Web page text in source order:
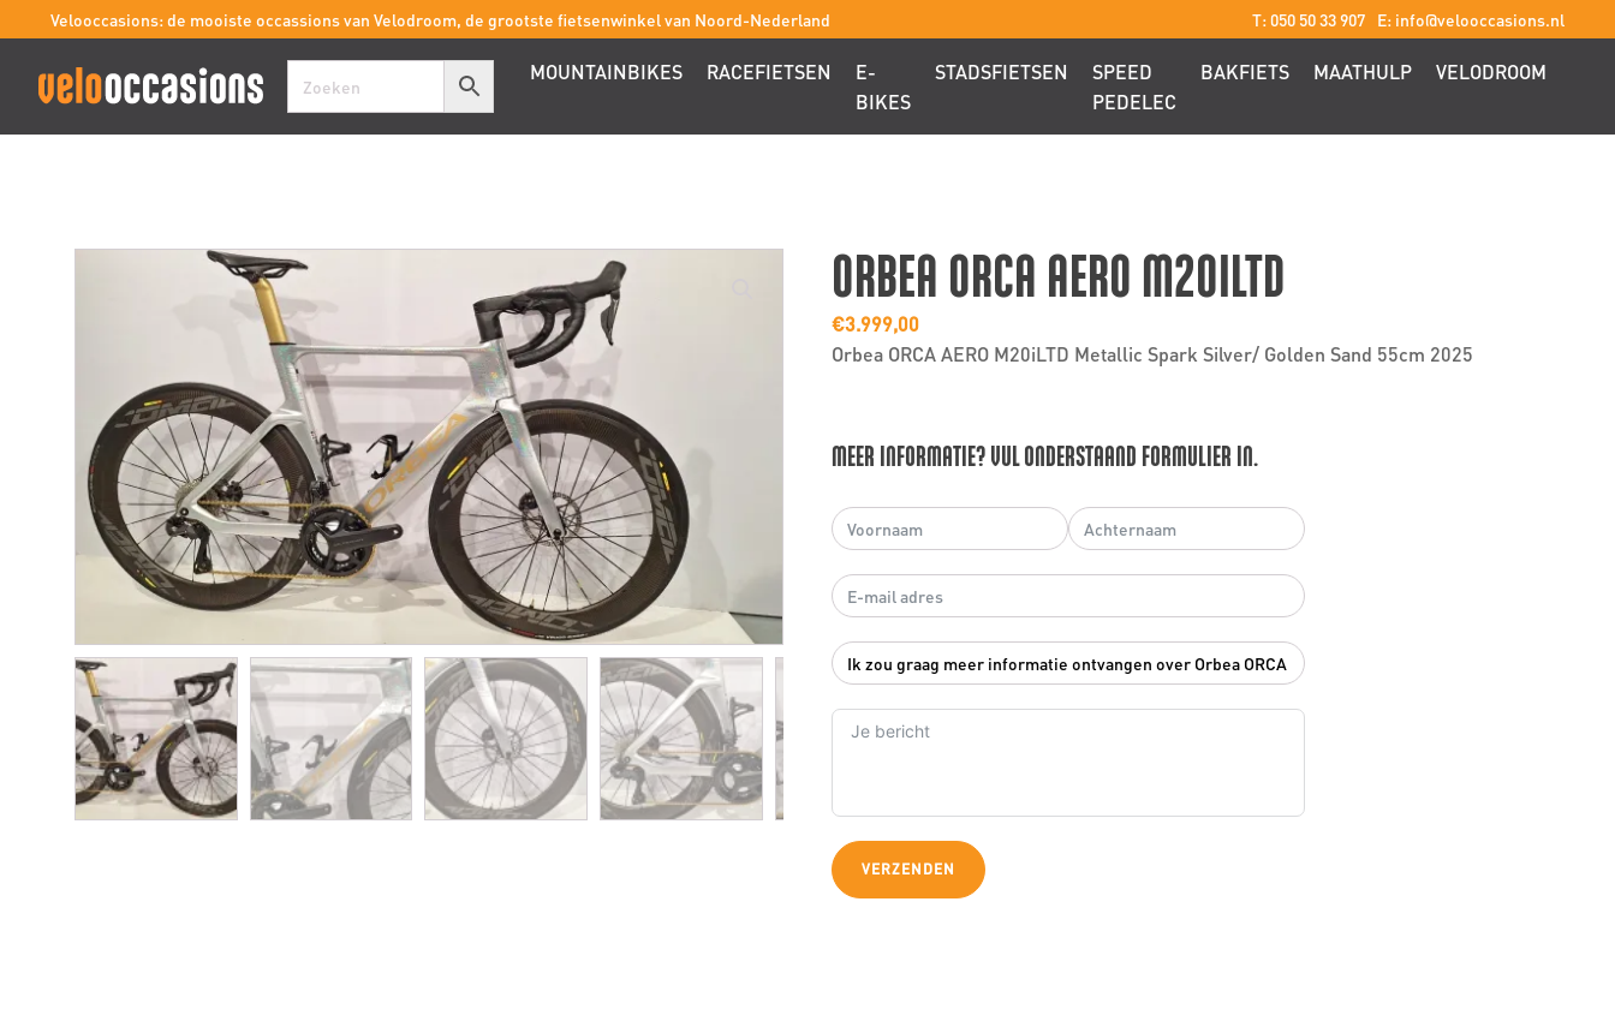
Velooccasions: de mooiste occassions van Velodroom, de grootste fietsenwinkel van Noord-Nederland T: 050 50 33 907 E: info@velooccasions.nl
MOUNTAINBIKES RACEFIETSEN
E-
BIKES
STADSFIETSEN
SPEED
PEDELEC
BAKFIETS MAATHULP VELODROOM
ORBEA ORCA AERO M20ILTD
€3.999,00
Orbea ORCA AERO M20iLTD Metallic Spark Silver/ Golden Sand 55cm 2025
MEER INFORMATIE? VUL ONDERSTAAND FORMULIER IN.
VERZENDEN